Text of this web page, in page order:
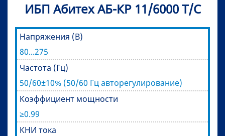
ИБП Абитех АБ-КР 11/6000 Т/С
Напряжения (В)
80...275
Частота (Гц)
50/60±10% (50/60 Гц авторегулирование)
Коэффициент мощности
≥0.99
КНИ тока